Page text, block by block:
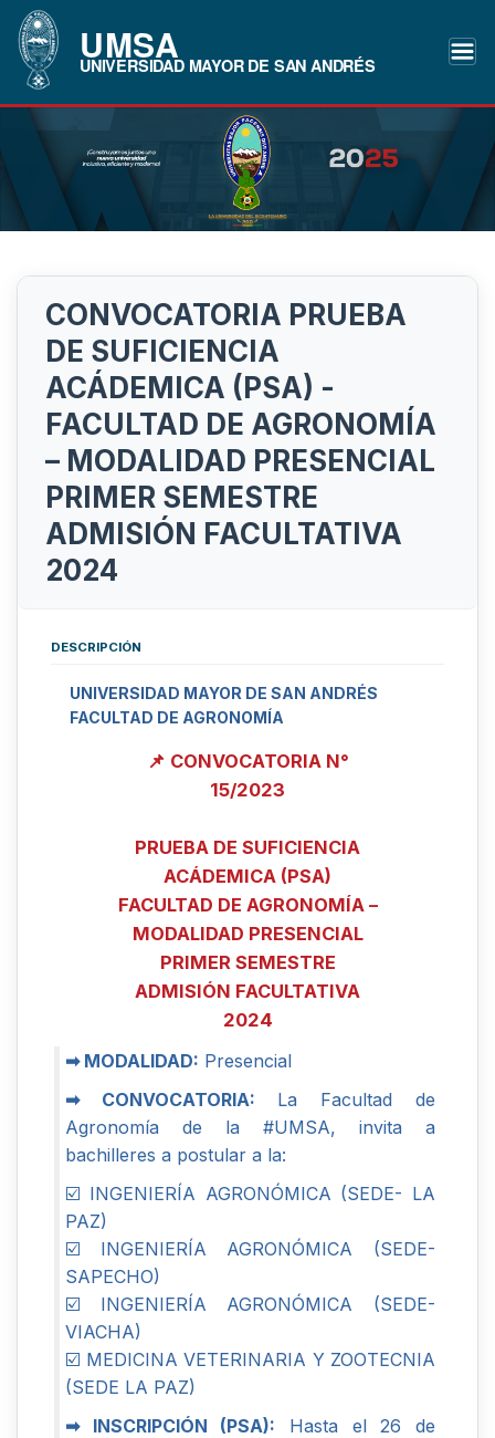
UMSA
UNIVERSIDAD MAYOR DE SAN ANDRÉS
CONVOCATORIA PRUEBA
DE SUFICIENCIA
ACÁDEMICA (PSA) -
FACULTAD DE AGRONOMÍA
– MODALIDAD PRESENCIAL
PRIMER SEMESTRE
ADMISIÓN FACULTATIVA
2024
DESCRIPCIÓN
UNIVERSIDAD MAYOR DE SAN ANDRÉS
FACULTAD DE AGRONOMÍA
📌 CONVOCATORIA N°
15/2023
PRUEBA DE SUFICIENCIA
ACÁDEMICA (PSA)
FACULTAD DE AGRONOMÍA –
MODALIDAD PRESENCIAL
PRIMER SEMESTRE
ADMISIÓN FACULTATIVA
2024
➡ MODALIDAD: Presencial
➡ CONVOCATORIA: La Facultad de
Agronomía de la #UMSA, invita a
bachilleres a postular a la:
☑️ INGENIERÍA AGRONÓMICA (SEDE- LA
PAZ)
☑️ INGENIERÍA AGRONÓMICA (SEDE-
SAPECHO)
☑️ INGENIERÍA AGRONÓMICA (SEDE-
VIACHA)
☑️ MEDICINA VETERINARIA Y ZOOTECNIA
(SEDE LA PAZ)
➡ INSCRIPCIÓN (PSA): Hasta el 26 de